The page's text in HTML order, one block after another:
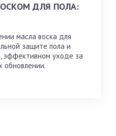
ДЛЯ ПОЛА:
масла воска для
защите пола и
эффективном уходе за
обновлении.